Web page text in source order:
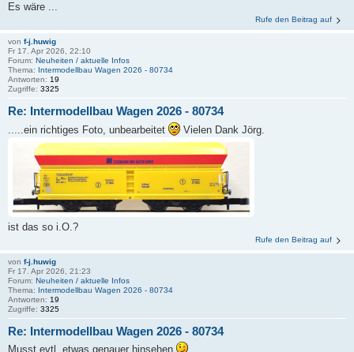
Es wäre ...
Rufe den Beitrag auf
von f-j.huwig
Fr 17. Apr 2026, 22:10
Forum: Neuheiten / aktuelle Infos
Thema: Intermodellbau Wagen 2026 - 80734
Antworten: 19
Zugriffe: 3325
Re: Intermodellbau Wagen 2026 - 80734
.....ein richtiges Foto, unbearbeitet Vielen Dank Jörg.
ist das so i.O.?
Rufe den Beitrag auf
von f-j.huwig
Fr 17. Apr 2026, 21:23
Forum: Neuheiten / aktuelle Infos
Thema: Intermodellbau Wagen 2026 - 80734
Antworten: 19
Zugriffe: 3325
Re: Intermodellbau Wagen 2026 - 80734
Musst evtl. etwas genauer hinsehen